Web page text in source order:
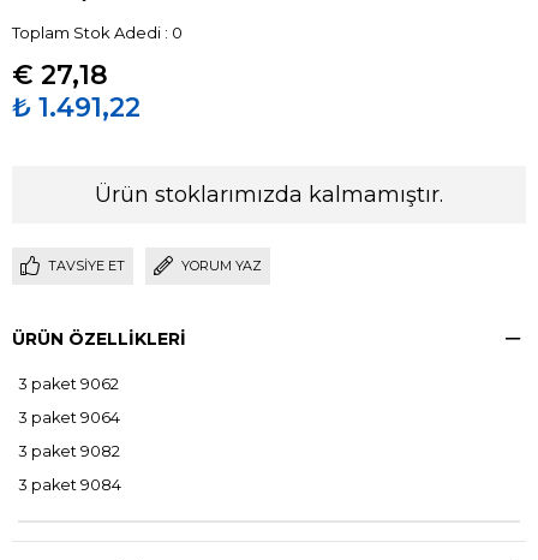
Toplam Stok Adedi : 0
€ 27,18
₺ 1.491,22
Ürün stoklarımızda kalmamıştır.
TAVSIYE ET YORUM YAZ
ÜRÜN ÖZELLIKLERI
3 paket 9062
3 paket 9064
3 paket 9082
3 paket 9084